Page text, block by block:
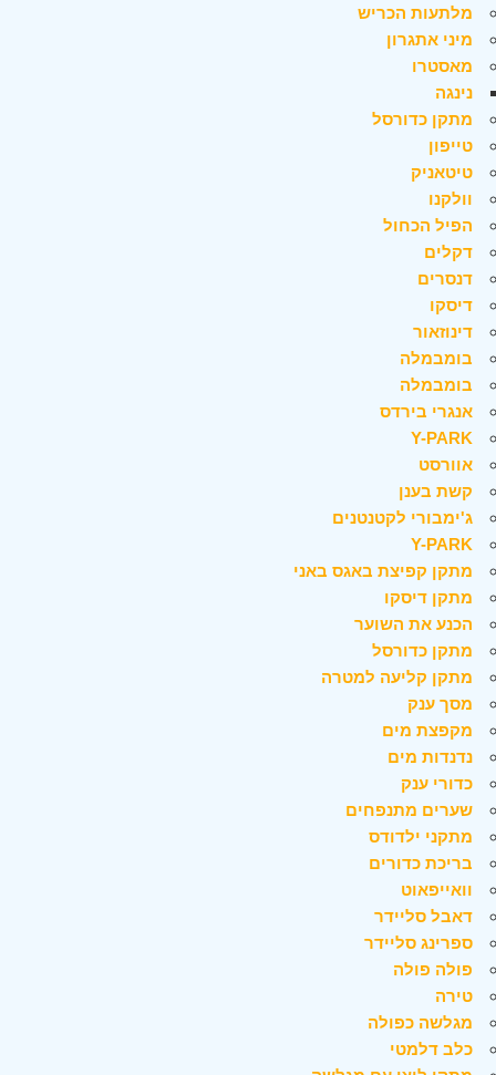
מלתעות הכריש
מיני אתגרון
מאסטרו
נינגה
מתקן כדורסל
טייפון
טיטאניק
וולקנו
הפיל הכחול
דקלים
דנסרים
דיסקו
דינוזאור
בומבמלה
בומבמלה
אנגרי בירדס
Y-PARK
אוורסט
קשת בענן
ג'ימבורי לקטנטנים
Y-PARK
מתקן קפיצת באגס באני
מתקן דיסקו
הכנע את השוער
מתקן כדורסל
מתקן קליעה למטרה
מסך ענק
מקפצת מים
נדנדות מים
כדורי ענק
שערים מתנפחים
מתקני ילדודס
בריכת כדורים
וואייפאוט
דאבל סליידר
ספרינג סליידר
פולה פולה
טירה
מגלשה כפולה
כלב דלמטי